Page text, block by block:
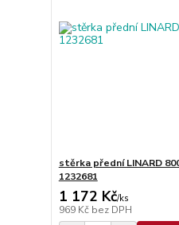
stěrka přední LINARD
1232681
1 172 Kč/ks
969 Kč bez DPH